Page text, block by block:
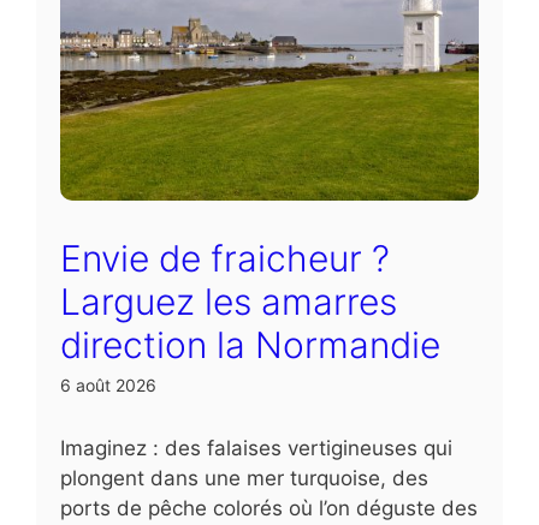
Envie de fraicheur ?
Larguez les amarres
direction la Normandie
6 août 2026
Imaginez : des falaises vertigineuses qui
plongent dans une mer turquoise, des
ports de pêche colorés où l’on déguste des